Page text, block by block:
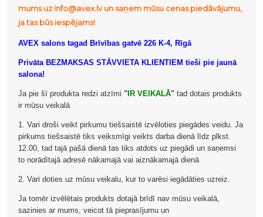
mums uz info@avex.lv un saņem mūsu cenas piedāvājumu,
ja tas būs iespējams!
AVEX salons tagad Brīvības gatvē 226 K-4, Rīgā
Privāta BEZMAKSAS STĀVVIETA KLIENTIEM tieši pie jaunā
salona!
Ja pie šī produkta redzi atzīmi " IR VEIKALĀ" tad dotais produkts
ir mūsu veikalā
1. Vari droši veikt pirkumu tiešsaistē izvēloties piegādes veidu. Ja
pirkums tiešsaistē tiks veiksmīgi veikts darba dienā līdz plkst.
12.00, tad tajā pašā dienā tas tiks atdots uz piegādi un saņemsi
to norādītajā adresē nākamajā vai aiznākamajā dienā
2. Vari doties uz mūsu veikalu, kur to varēsi iegādāties uzreiz.
Ja tomēr izvēlētais produkts dotajā brīdī nav mūsu veikalā,
sazinies ar mums, veicot tā pieprasījumu un